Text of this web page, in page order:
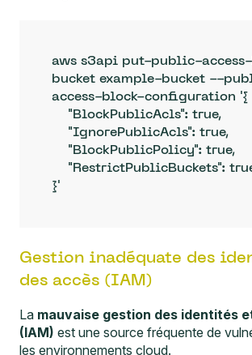
aws s3api put-public-
bucket example-bucket --
access-block-configuration '{
Gestion inadéquate des
des accès (IAM)
La mauvaise gestion des identités
(IAM) est une source fréquente de
les environnements cloud.